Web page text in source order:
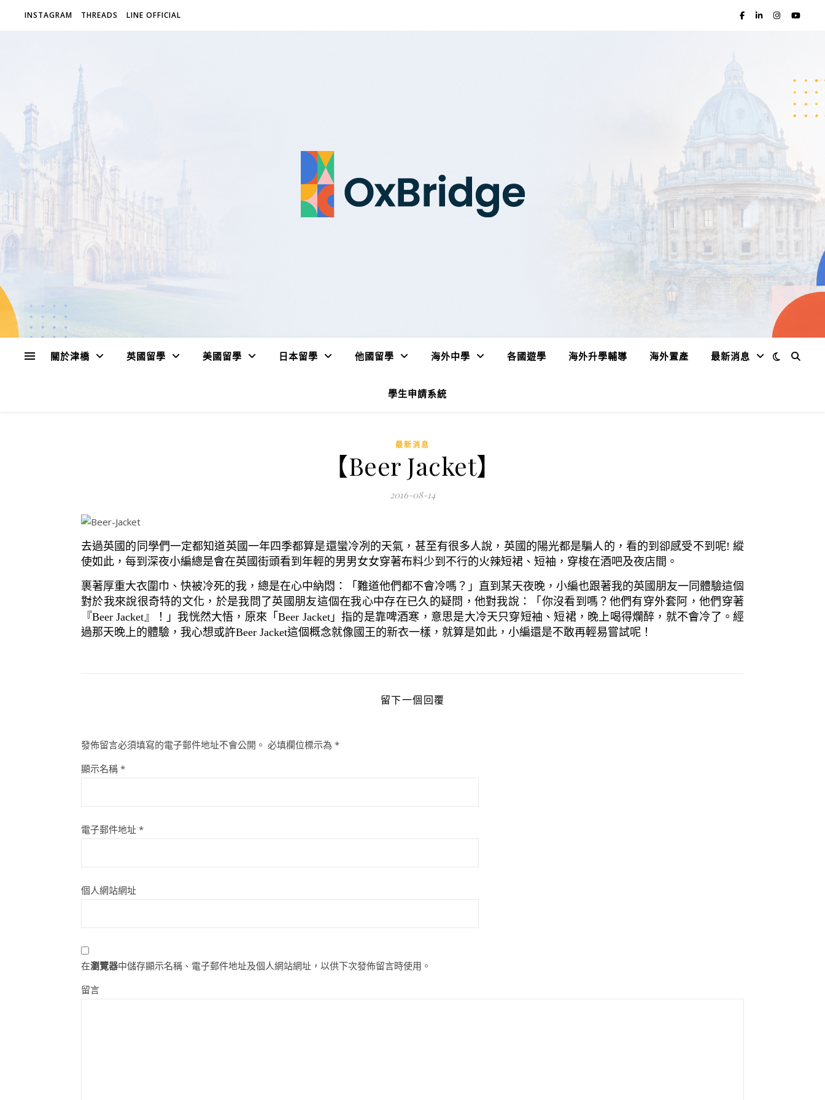
INSTAGRAM THREADS LINE OFFICIAL
關於津橋 英國留學 美國留學 日本留學 他國留學 海外中學 各國遊學 海外升學輔導 海外置產 最新消息
學生申請系統
最新消息
【Beer Jacket】
2016-08-14
去過英國的同學們一定都知道英國一年四季都算是還蠻冷冽的天氣，甚至有很多人說，英國的陽光都是騙人的，看的到卻感受不到呢! 縱
使如此，每到深夜小編總是會在英國街頭看到年輕的男男女女穿著布料少到不行的火辣短裙、短袖，穿梭在酒吧及夜店間。
裹著厚重大衣圍巾、快被冷死的我，總是在心中納悶：「難道他們都不會冷嗎？」直到某天夜晚，小編也跟著我的英國朋友一同體驗這個
對於我來說很奇特的文化，於是我問了英國朋友這個在我心中存在已久的疑問，他對我說：「你沒看到嗎？他們有穿外套阿，他們穿著
『Beer Jacket』！」我恍然大悟，原來「Beer Jacket」指的是靠啤酒寒，意思是大冷天只穿短袖、短裙，晚上喝得爛醉，就不會冷了。經
過那天晚上的體驗，我心想或許Beer Jacket這個概念就像國王的新衣一樣，就算是如此，小編還是不敢再輕易嘗試呢！
留下一個回覆
發佈留言必須填寫的電子郵件地址不會公開。 必填欄位標示為 *
顯示名稱 *
電子郵件地址 *
個人網站網址
在瀏覽器中儲存顯示名稱、電子郵件地址及個人網站網址，以供下次發佈留言時使用。
留言